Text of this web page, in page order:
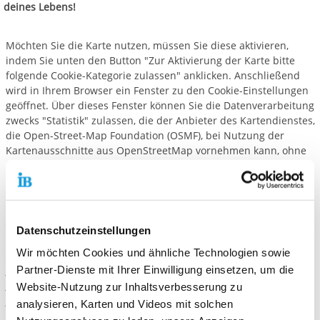
Datenschutzeinstellungen
Wir möchten Cookies und ähnliche Technologien sowie
Partner-Dienste mit Ihrer Einwilligung einsetzen, um die
Website-Nutzung zur Inhaltsverbesserung zu
analysieren, Karten und Videos mit solchen
deines Lebens!
Möchten Sie die Karte nutzen, müssen Sie diese aktivieren,
indem Sie unten den Button "Zur Aktivierung der Karte bitte
folgende Cookie-Kategorie zulassen" anklicken. Anschließend
wird in Ihrem Browser ein Fenster zu den Cookie-Einstellungen
geöffnet. Über dieses Fenster können Sie die Datenverarbeitung
zwecks "Statistik" zulassen, die der Anbieter des Kartendienstes,
die Open-Street-Map Foundation (OSMF), bei Nutzung der
Kartenausschnitte aus OpenStreetMap vornehmen kann, ohne
hierzu kann die Karte angezeigt werden. Durch Aktivieren der
Ihren Standort. OSMF verarbeitet diese Daten gemäß der
Datenschutzerklärung von OSMF (etwa zur Bereitstellung und
ggf. Verbesserung des Kartendienstes).Ihre Einwilligung
können Sie hier jederzeit für die Zukunft widerrufen.
Weitere Details zu Freiwillig24 finden Sie in unserer
Datenschutzerklärung.